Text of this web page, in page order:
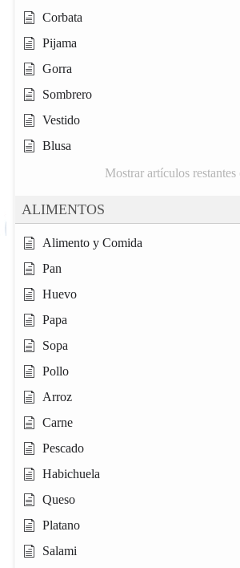
Corbata
Pijama
Gorra
Sombrero
Vestido
Blusa
Mostrar artículos restantes
ALIMENTOS
Alimento y Comida
Pan
Huevo
Papa
Sopa
Pollo
Arroz
Carne
Pescado
Habichuela
Queso
Platano
Salami